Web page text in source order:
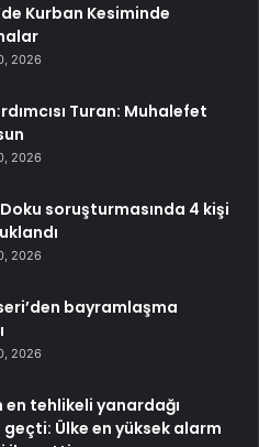
Kurban Kesiminde
2026
Turan: Muhalefet
2026
soruşturmasında 4 kişi
2026
bayramlaşma
2026
en tehlikeli yanardağı
Ülke en yüksek alarm